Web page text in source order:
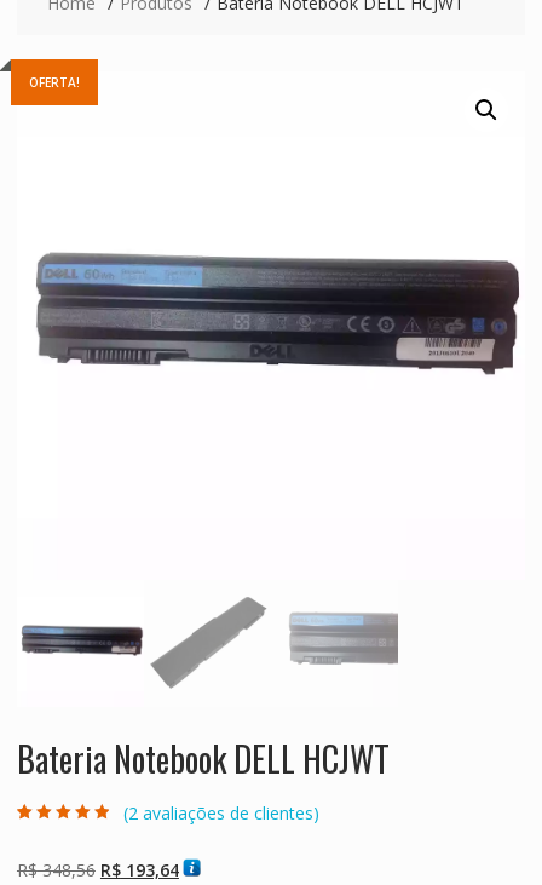
OFERTA!
Bateria Notebook DELL HCJWT
com baseado
em
(2avaliações de clientes)
R$348,56 O
R$193,64O